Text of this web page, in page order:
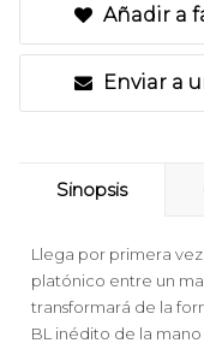
Añadir a
Enviar a
Sinopsis
Llega por primera
platónico entre un
transformará de la
BL inédito de la mano